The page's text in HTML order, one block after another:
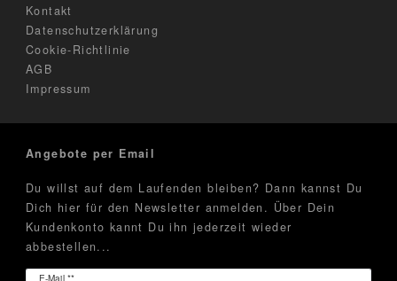
Kontakt
Datenschutzerklärung
Cookie-Richtlinie
AGB
Impressum
Angebote per Email
Du willst auf dem Laufenden bleiben? Dann kannst Du
Dich hier für den Newsletter anmelden. Über Dein
Kundenkonto kannt Du ihn jederzeit wieder
abbestellen...
E-Mail **
Newsletter